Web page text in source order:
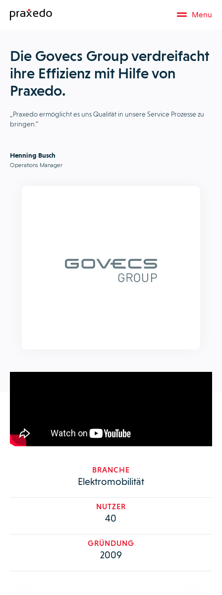
Menu
Die Govecs Group verdreifacht
ihre Effizienz mit Hilfe von
Praxedo.
„Praxedo ermöglicht es uns Qualität in unsere Service Prozesse zu
bringen.”
Henning Busch
Operations Manager
BRANCHE
Elektromobilität
NUTZER
40
GRÜNDUNG
2009